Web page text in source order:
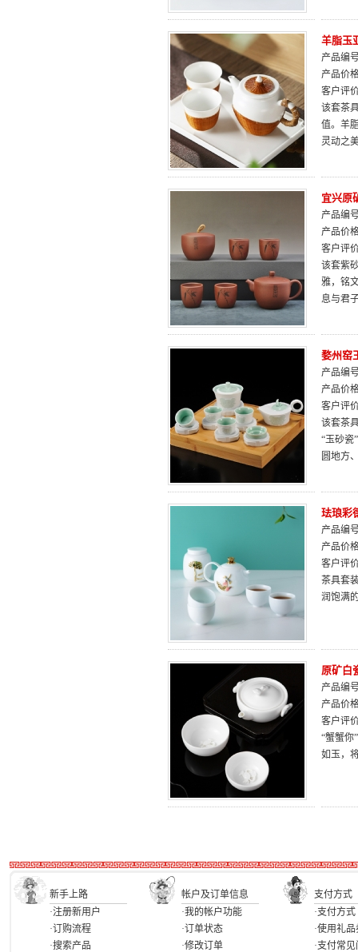
羊脂玉
产品编
产品价
客户评
该套茶
值。羊
灵动之
宜兴原
产品编
产品价
客户评
该套紫
雅，铭
息与君
婺州窑
产品编
产品价
客户评
该套茶
“玉砂瓷
圆地方
珐琅彩
产品编
产品价
客户评
茶具套
润饱满
原矿白
产品编
产品价
客户评
“蟹蟹你
如玉，
新手上路 帐户及订单信息
支付方式
·注册新用户
·订购流程
·搜索产品
·我的帐户功能
·订单状态
·修改订单
·支付方式
·使用礼品
·支付常